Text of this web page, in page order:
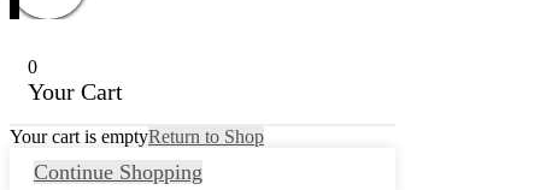
0
Your Cart
Your cart is emptyReturn to Shop
Continue Shopping